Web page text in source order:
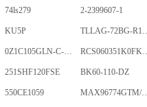
74ls279 2-2399607-1
KU5P TLLAG-
0Z1C105GLN-C-0-TR
251SHF120FSE BK60-110-DZ
550CE1059